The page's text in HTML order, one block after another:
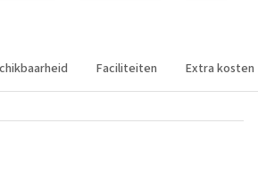
Faciliteiten Extra kosten